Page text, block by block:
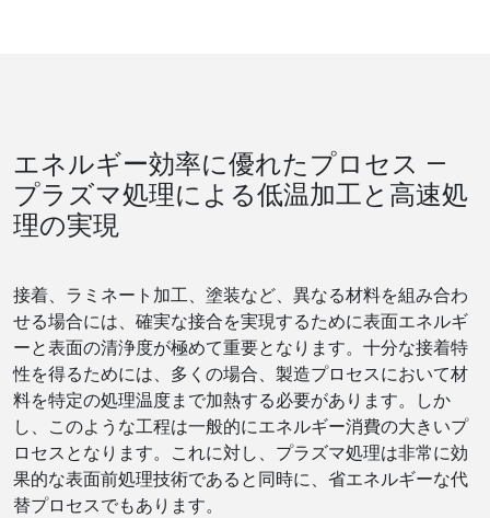
エネルギー効率に優れたプロセス ―
プラズマ処理による低温加工と高速処
理の実現
接着、ラミネート加工、塗装など、異なる材料を組み合わ
せる場合には、確実な接合を実現するために表面エネルギ
ーと表面の清浄度が極めて重要となります。十分な接着特
性を得るためには、多くの場合、製造プロセスにおいて材
料を特定の処理温度まで加熱する必要があります。しか
し、このような工程は一般的にエネルギー消費の大きいプ
ロセスとなります。これに対し、プラズマ処理は非常に効
果的な表面前処理技術であると同時に、省エネルギーな代
替プロセスでもあります。